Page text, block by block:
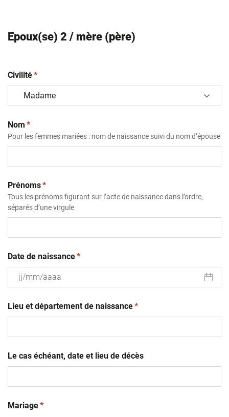
Epoux(se) 2 / mère (père)
Civilité(obligatoire)
*
Nom (obligatoire)
*
Pour les femmes mariées : nom de naissance suivi du nom d’épouse
Prénoms(obligatoire)
*
Tous les prénoms figurant sur l’acte de naissance dans l’ordre,
séparés d’une virgule
Date de naissance(obligatoire)
*
slash
MM
Lieu et département de naissance(obligatoire)
*
Le cas échéant, date et lieu de décès
Mariage(obligatoire)
*